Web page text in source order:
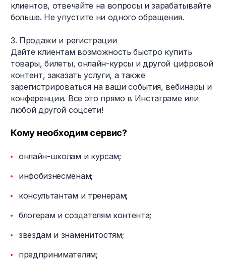
клиентов, отвечайте на вопросы и зарабатывайте
больше. Не упустите ни одного обращения.
3. Продажи и регистрации
Дайте клиентам возможность быстро купить
товары, билеты, онлайн-курсы и другой цифровой
контент, заказать услуги, а также
зарегистрироваться на ваши события, вебинары и
конференции. Все это прямо в Инстаграме или
любой другой соцсети!
Кому необходим сервис?
онлайн-школам и курсам;
инфобизнесменам;
консультантам и тренерам;
блогерам и создателям контента;
звездам и знаменитостям;
предпринимателям;